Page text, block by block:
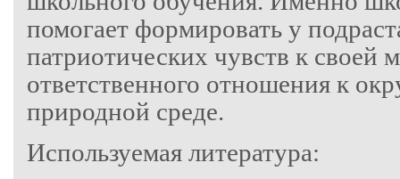
помогает формировать у
патриотических чувств к своей
ответственного отношения к
природной среде.
Используемая литература: